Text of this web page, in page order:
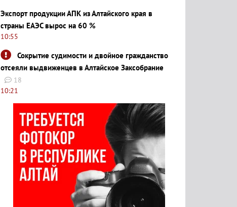
Экспорт продукции АПК из Алтайского края в
страны ЕАЭС вырос на 60 %
10:55
Сокрытие судимости и двойное гражданство
отсеяли выдвиженцев в Алтайское Заксобрание
18
10:21